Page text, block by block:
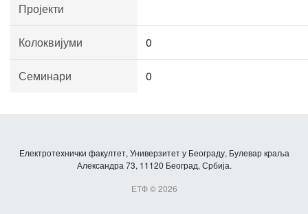
Пројекти
Колоквијуми 0
Семинари 0
Електротехнички факултет, Универзитет у Београду, Булевар краља
Александра 73, 11120 Београд, Србија.
ЕТФ © 2026